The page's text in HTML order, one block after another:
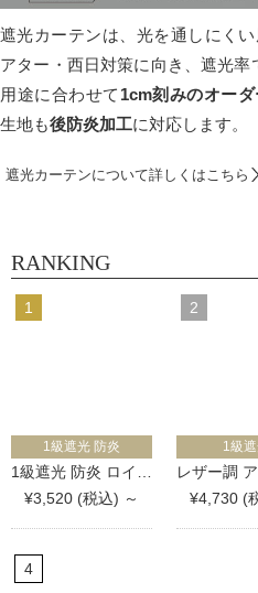
遮光カーテンは、光を通しにく
アター・西日対策に向き、遮光率
用途に合わせて 1cm刻みのオーダ
生地も後防炎加工に対応します。
遮光カーテンについて詳しくはこちら
RANKING
1級遮光 防炎
¥3,520 (税込) ～
1級
¥4,730 (